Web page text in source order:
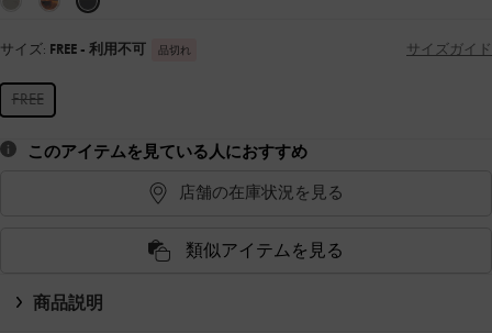
サイズ: FREE - 利用不可 品切れ サイズガイド
FREE
このアイテムを見ている人におすすめ
店舗の在庫状況を見る
類似アイテムを見る
商品説明